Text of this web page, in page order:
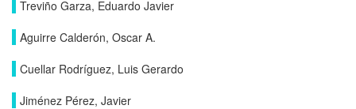
Treviño Garza, Eduardo Javier
Aguirre Calderón, Oscar A.
Cuellar Rodríguez, Luis Gerardo
Jiménez Pérez, Javier